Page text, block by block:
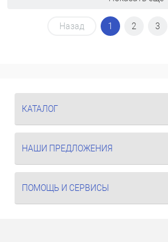
Назад 1 2 3
КАТАЛОГ
НАШИ ПРЕДЛОЖЕНИЯ
ПОМОЩЬ И СЕРВИСЫ